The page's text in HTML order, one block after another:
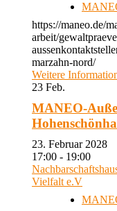
https://maneo.de/
arbeit/
marzahn-nord/
Weitere
23 Feb.
MANEO-
23. Februar 2028
17:00 - 19:00
Vielfalt e.V